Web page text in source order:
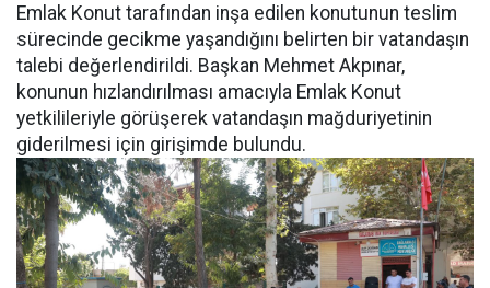
Emlak Konut tarafından inşa edilen konutunun teslim
sürecinde gecikme yaşandığını belirten bir vatandaşın
talebi değerlendirildi. Başkan Mehmet Akpınar,
konunun hızlandırılması amacıyla Emlak Konut
yetkilileriyle görüşerek vatandaşın mağduriyetinin
giderilmesi için girişimde bulundu.